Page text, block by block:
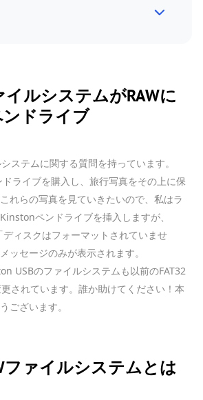
イルシステムがRAWに
ンドライブ
ステムに関する質問を持っています。
ライブを購入し、旅行写真をその上に保
れらの写真を見ていきたいので、私はラ
ペンドライブを挿入しますが、
ィスクはフォーマットされていませ
ッセージのみが表示されます。
USBのファイルシステムも以前のFAT32
されています。誰か助けてください！本
ございます。
ファイルシステムとは